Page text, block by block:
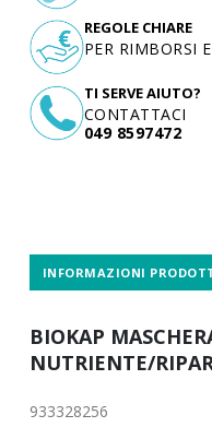
TI SERVE AIUTO?
CONTATTACI
049 8597472
REGOLE CHIARE
PER RIMBORSI
INFORMAZIONI
BIOKAP
NUTRIENTE/
933328256